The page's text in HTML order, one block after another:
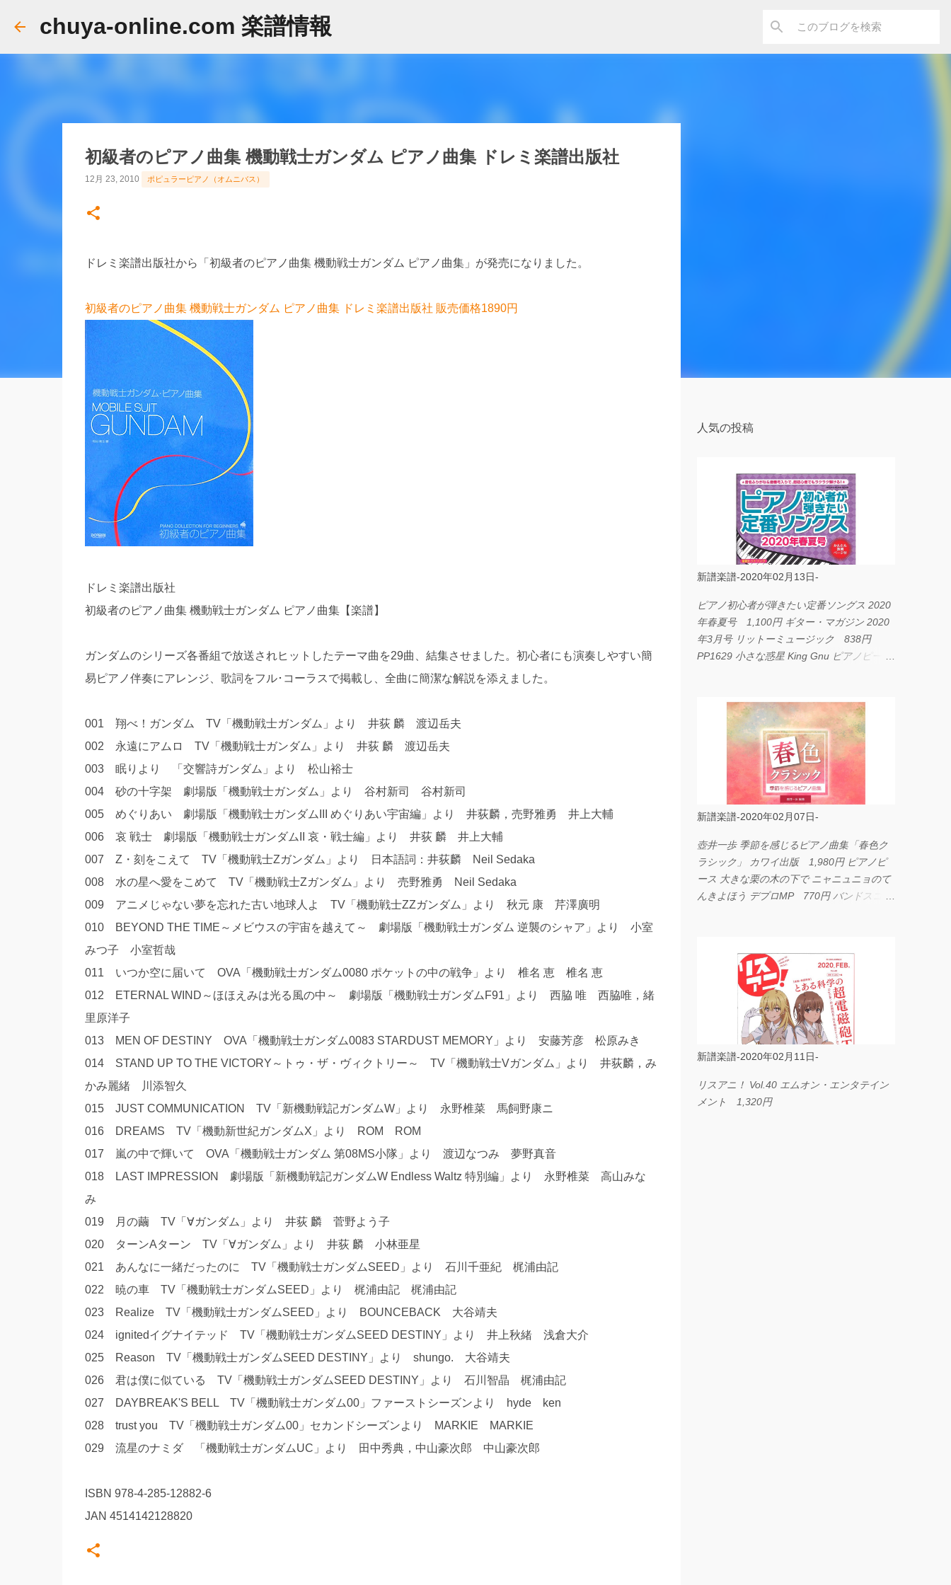
chuya-online.com 楽譜情報
初級者のピアノ曲集 機動戦士ガンダム ピアノ曲集 ドレミ楽譜出版社
12月 23, 2010 ポピュラーピアノ（オムニバス）
ドレミ楽譜出版社から「初級者のピアノ曲集 機動戦士ガンダム ピアノ曲集」が発売になりました。
初級者のピアノ曲集 機動戦士ガンダム ピアノ曲集 ドレミ楽譜出版社 販売価格1890円
ドレミ楽譜出版社
初級者のピアノ曲集 機動戦士ガンダム ピアノ曲集【楽譜】
ガンダムのシリーズ各番組で放送されヒットしたテーマ曲を29曲、結集させました。初心者にも演奏しやすい簡
易ピアノ伴奏にアレンジ、歌詞をフル･コーラスで掲載し、全曲に簡潔な解説を添えました。
001 翔べ！ガンダム TV「機動戦士ガンダム」より 井荻 麟 渡辺岳夫
002 永遠にアムロ TV「機動戦士ガンダム」より 井荻 麟 渡辺岳夫
003 眠りより 「交響詩ガンダム」より 松山裕士
004 砂の十字架 劇場版「機動戦士ガンダム」より 谷村新司 谷村新司
005 めぐりあい 劇場版「機動戦士ガンダムIII めぐりあい宇宙編」より 井荻麟，売野雅勇 井上大輔
006 哀 戦士 劇場版「機動戦士ガンダムII 哀・戦士編」より 井荻 麟 井上大輔
007 Z・刻をこえて TV「機動戦士Zガンダム」より 日本語詞：井荻麟 Neil Sedaka
008 水の星へ愛をこめて TV「機動戦士Zガンダム」より 売野雅勇 Neil Sedaka
009 アニメじゃない夢を忘れた古い地球人よ TV「機動戦士ZZガンダム」より 秋元 康 芹澤廣明
010 BEYOND THE TIME～メビウスの宇宙を越えて～ 劇場版「機動戦士ガンダム 逆襲のシャア」より 小室
みつ子 小室哲哉
011 いつか空に届いて OVA「機動戦士ガンダム0080 ポケットの中の戦争」より 椎名 恵 椎名 恵
012 ETERNAL WIND～ほほえみは光る風の中～ 劇場版「機動戦士ガンダムF91」より 西脇 唯 西脇唯，緒
里原洋子
013 MEN OF DESTINY OVA「機動戦士ガンダム0083 STARDUST MEMORY」より 安藤芳彦 松原みき
014 STAND UP TO THE VICTORY～トゥ・ザ・ヴィクトリー～ TV「機動戦士Vガンダム」より 井荻麟，み
かみ麗緒 川添智久
015 JUST COMMUNICATION TV「新機動戦記ガンダムW」より 永野椎菜 馬飼野康ニ
016 DREAMS TV「機動新世紀ガンダムX」より ROM ROM
017 嵐の中で輝いて OVA「機動戦士ガンダム 第08MS小隊」より 渡辺なつみ 夢野真音
018 LAST IMPRESSION 劇場版「新機動戦記ガンダムW Endless Waltz 特別編」より 永野椎菜 高山みな
み
019 月の繭 TV「∀ガンダム」より 井荻 麟 菅野よう子
020 ターンAターン TV「∀ガンダム」より 井荻 麟 小林亜星
021 あんなに一緒だったのに TV「機動戦士ガンダムSEED」より 石川千亜紀 梶浦由記
022 暁の車 TV「機動戦士ガンダムSEED」より 梶浦由記 梶浦由記
023 Realize TV「機動戦士ガンダムSEED」より BOUNCEBACK 大谷靖夫
024 ignitedイグナイテッド TV「機動戦士ガンダムSEED DESTINY」より 井上秋緒 浅倉大介
025 Reason TV「機動戦士ガンダムSEED DESTINY」より shungo. 大谷靖夫
026 君は僕に似ている TV「機動戦士ガンダムSEED DESTINY」より 石川智晶 梶浦由記
027 DAYBREAK'S BELL TV「機動戦士ガンダム00」ファーストシーズンより hyde ken
028 trust you TV「機動戦士ガンダム00」セカンドシーズンより MARKIE MARKIE
029 流星のナミダ 「機動戦士ガンダムUC」より 田中秀典，中山豪次郎 中山豪次郎
ISBN 978-4-285-12882-6
JAN 4514142128820
人気の投稿
新譜楽譜-2020年02月13日-
ピアノ初心者が弾きたい定番ソングス 2020
年春夏号 1,100円 ギター・マガジン 2020
年3月号 リットーミュージック 838円
PP1629 小さな惑星 King Gnu ピアノピース
LOVE... Official髭男dism バンドピース フェ
アリー 825円
新譜楽譜-2020年02月07日-
壺井一歩 季節を感じるピアノ曲集「春色ク
ラシック」 カワイ出版 1,980円 ピアノピ
ース 大きな栗の木の下で ニャニュニョのて
んきよほう デプロMP 770円 バンドスコア
ス I LOVE．．． Official髭男dism やさしく
弾ける ピアノピース フェアリー 660円
BP2225 Kingdom of the Heavens 春畑道哉
バンドピース フェアリー 825円
新譜楽譜-2020年02月11日-
リスアニ！ Vol.40 エムオン・エンタテイン
メント 1,320円